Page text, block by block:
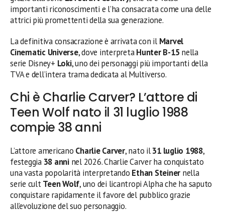
importanti riconoscimenti e l’ha consacrata come una delle
attrici più promettenti della sua generazione.
La definitiva consacrazione è arrivata con il Marvel
Cinematic Universe, dove interpretaHunter B-15 nella
serie Disney+ Loki, uno dei personaggi più importanti della
TVA e dell’intera trama dedicata al Multiverso.
Chi è Charlie Carver? L’attore di
Teen Wolf nato il 31 luglio 1988
compie 38 anni
L’attore americano Charlie Carver, nato il31 luglio 1988,
festeggia 38 anninel 2026. Charlie Carver ha conquistato
una vasta popolarità interpretando Ethan Steiner nella
serie cultTeen Wolf, uno dei licantropi Alpha che ha saputo
conquistare rapidamente il favore del pubblico grazie
all’evoluzione del suo personaggio.